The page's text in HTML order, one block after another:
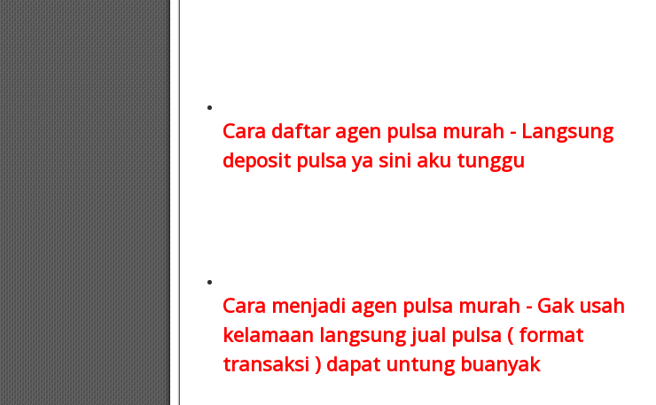
Cara daftar agen pulsa murah - Langsung
deposit pulsa ya sini aku tunggu
Cara menjadi agen pulsa murah - Gak usah
kelamaan langsung jual pulsa ( format
transaksi )dapat untung buanyak